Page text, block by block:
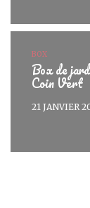
BOX
Box de
Coin Vert
21 JANVIER